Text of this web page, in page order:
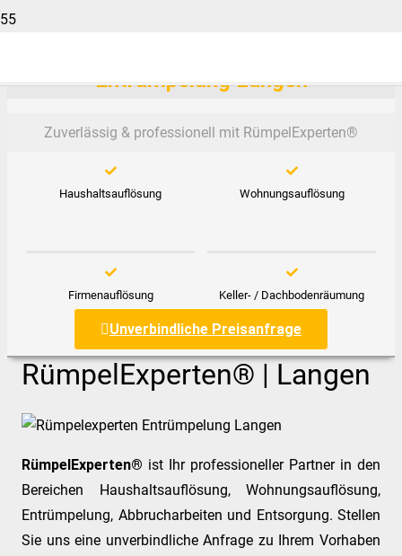
Entrümpelung Langen
Zuverlässig & professionell mit RümpelExperten®️
Haushaltsauflösung Wohnungsauflösung
Firmenauflösung Keller- / Dachbodenräumung
Unverbindliche Preisanfrage
RümpelExperten® | Langen
RümpelExperten® ist Ihr professioneller Partner in den
Bereichen Haushaltsauflösung, Wohnungsauflösung,
Entrümpelung, Abbrucharbeiten und Entsorgung. Stellen
Sie uns eine unverbindliche Anfrage zu Ihrem Vorhaben